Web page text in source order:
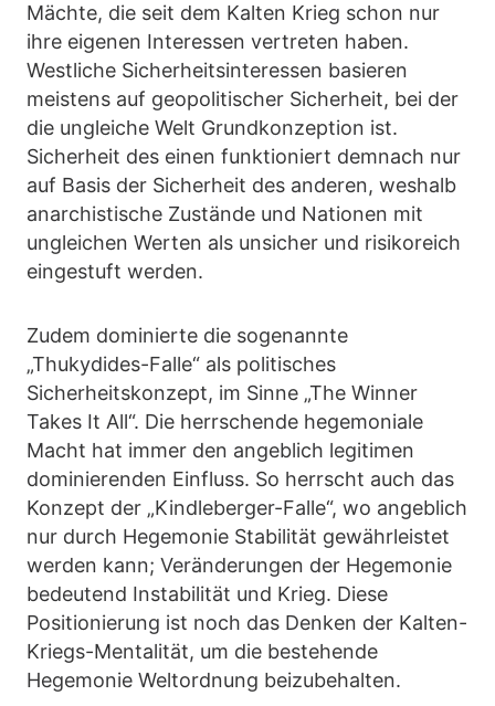
Mächte, die seit dem Kalten Krieg schon nur
ihre eigenen Interessen vertreten haben.
Westliche Sicherheitsinteressen basieren
meistens auf geopolitischer Sicherheit, bei der
die ungleiche Welt Grundkonzeption ist.
Sicherheit des einen funktioniert demnach nur
auf Basis der Sicherheit des anderen, weshalb
anarchistische Zustände und Nationen mit
ungleichen Werten als unsicher und risikoreich
eingestuft werden.
Zudem dominierte die sogenannte
„Thukydides-Falle“ als politisches
Sicherheitskonzept, im Sinne „The Winner
Takes It All“. Die herrschende hegemoniale
Macht hat immer den angeblich legitimen
dominierenden Einfluss. So herrscht auch das
Konzept der „Kindleberger-Falle“, wo angeblich
nur durch Hegemonie Stabilität gewährleistet
werden kann; Veränderungen der Hegemonie
bedeutend Instabilität und Krieg. Diese
Positionierung ist noch das Denken der Kalten-
Kriegs-Mentalität, um die bestehende
Hegemonie Weltordnung beizubehalten.